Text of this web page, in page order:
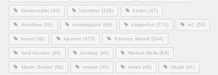
Gewinnspiel (40) heimkino (138) kinder (47)
Kinofilme (50) kinomagazin (69) klagenfurt(776) kt1 (53)
kunst (38) kärnten (675) Kärnten aktuell (144)
land kärnten (46) landtag (49) Markus Malle (68)
Martin Gruber (58) messe (40) mmkk(45) Musik (41)